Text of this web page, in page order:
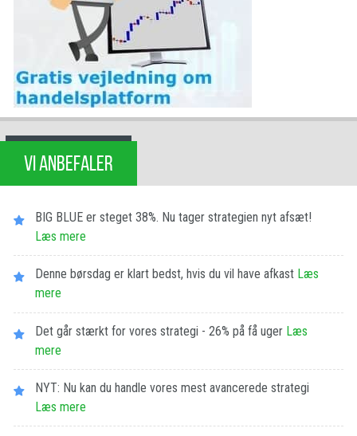
VI ANBEFALER
BIG BLUE er steget 38%. Nu tager strategien nyt afsæt!
Læs mere
Denne børsdag er klart bedst, hvis du vil have afkast Læs
mere
Det går stærkt for vores strategi - 26% på få uger Læs
mere
NYT: Nu kan du handle vores mest avancerede strategi
Læs mere